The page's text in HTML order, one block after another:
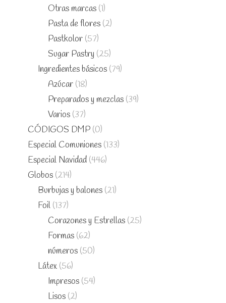
Otras marcas (1)
Pasta de flores (2)
Pastkolor (57)
Sugar Pastry (25)
Ingredientes básicos (79)
Azúcar (18)
Preparados y mezclas (39)
Varios (37)
CÓDIGOS DMP (0)
Especial Comuniones (133)
Especial Navidad (446)
Globos (214)
Burbujas y balones (21)
Foil (137)
Corazones y Estrellas (25)
Formas (62)
números (50)
Látex (56)
Impresos (54)
Lisos (2)